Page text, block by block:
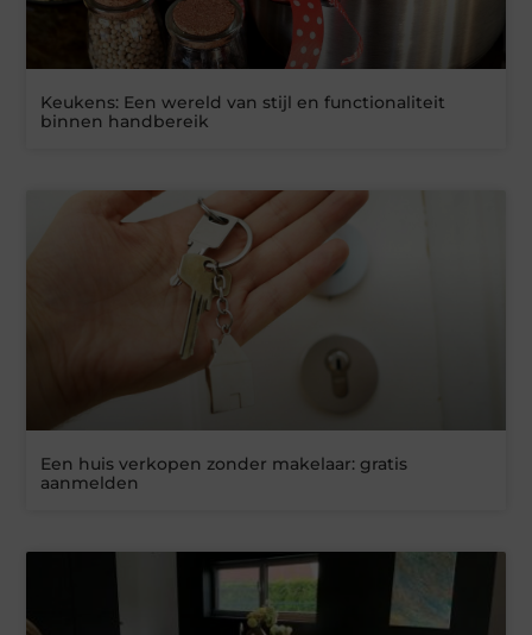
Keukens: Een wereld van stijl en functionaliteit
binnen handbereik
Een huis verkopen zonder makelaar: gratis
aanmelden